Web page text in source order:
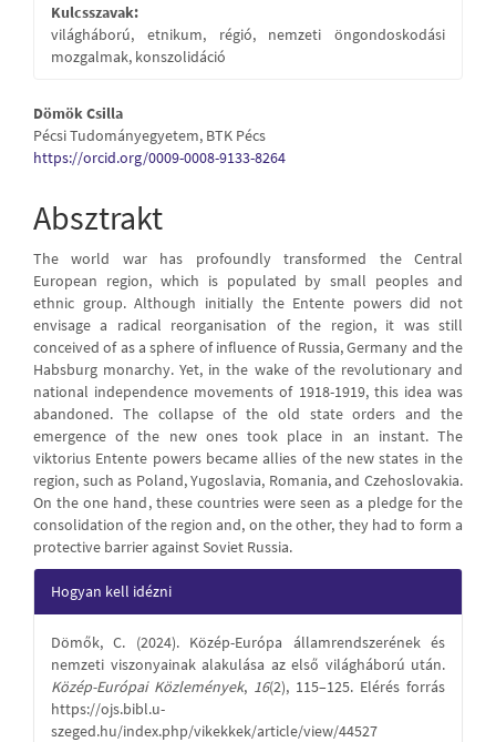
Kulcsszavak:
világháború, etnikum, régió, nemzeti öngondoskodási
mozgalmak, konszolidáció
Main
Article
Dömök Csilla
Pécsi Tudományegyetem, BTK Pécs
https://orcid.org/0009-0008-9133-8264
Absztrakt
The world war has profoundly transformed the Central
European region, which is populated by small peoples and
ethnic group. Although initially the Entente powers did not
envisage a radical reorganisation of the region, it was still
conceived of as a sphere of influence of Russia, Germany and the
Habsburg monarchy. Yet, in the wake of the revolutionary and
national independence movements of 1918-1919, this idea was
abandoned. The collapse of the old state orders and the
emergence of the new ones took place in an instant. The
viktorius Entente powers became allies of the new states in the
region, such as Poland, Yugoslavia, Romania, and Czehoslovakia.
On the one hand, these countries were seen as a pledge for the
consolidation of the region and, on the other, they had to form a
protective barrier against Soviet Russia.
Article
Details
Hogyan kell idézni
Dömők, C. (2024). Közép-Európa államrendszerének és
nemzeti viszonyainak alakulása az első világháború után.
Közép-Európai Közlemények, 16(2), 115–125. Elérés forrás
https://ojs.bibl.u-
szeged.hu/index.php/vikekkek/article/view/44527